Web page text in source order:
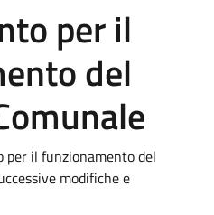
per il
del
per il funzionamento del
modifiche e